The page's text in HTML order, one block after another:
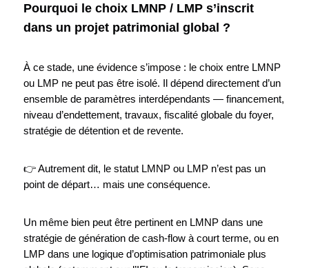
Pourquoi le choix LMNP / LMP s’inscrit
dans un projet patrimonial global ?
À ce stade, une évidence s’impose : le choix entre LMNP
ou LMP ne peut pas être isolé. Il dépend directement d’un
ensemble de paramètres interdépendants — financement,
niveau d’endettement, travaux, fiscalité globale du foyer,
stratégie de détention et de revente.
👉 Autrement dit, le statut LMNP ou LMP n’est pas un
point de départ… mais une conséquence.
Un même bien peut être pertinent en LMNP dans une
stratégie de génération de cash-flow à court terme, ou en
LMP dans une logique d’optimisation patrimoniale plus